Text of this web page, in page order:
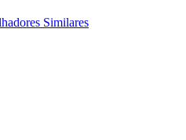
Similares